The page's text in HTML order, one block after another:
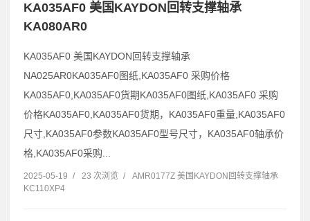
KA035AF0 美国KAYDON回转支撑轴承
KA080AR0
KA035AF0 美国KAYDON回转支撑轴承
NA025AR0KA035AF0图纸,KA035AF0 采购价格
KA035AF0,KA035AF0货期KA035AF0图纸,KA035AF0 采购
价格KA035AF0,KA035AF0货期，KA035AF0重量,KA035AF0
尺寸,KA035AF0参数KA035AF0型号尺寸，KA035AF0轴承价
格,KA035AF0采购...
2025-05-19 / 23 次浏览 /
AMR0177Z 美国KAYDON回转支撑轴承
KC110XP4